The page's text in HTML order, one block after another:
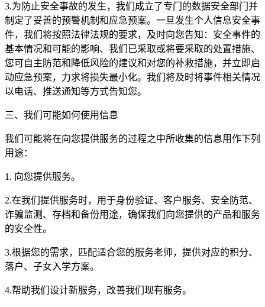
3.为防止安全事故的发生，我们成立了专门的数据安全部门并
制定了妥善的预警机制和应急预案。一旦发生个人信息安全事
件，我们将按照法律法规的要求，及时向您告知：安全事件的
基本情况和可能的影响、我们已采取或将要采取的处置措施、
您可自主防范和降低风险的建议和对您的补救措施，并立即启
动应急预案，力求将损失最小化。我们将及时将事件相关情况
以电话、推送通知等方式告知您。
三、我们可能如何使用信息
我们可能将在向您提供服务的过程之中所收集的信息用作下列
用途：
1. 向您提供服务。
2.在我们提供服务时，用于身份验证、客户服务、安全防范、
诈骗监测、存档和备份用途，确保我们向您提供的产品和服务
的安全性。
3.根据您的需求，匹配适合您的服务老师，提供对应的积分、
落户、子女入学方案。
4.帮助我们设计新服务，改善我们现有服务。